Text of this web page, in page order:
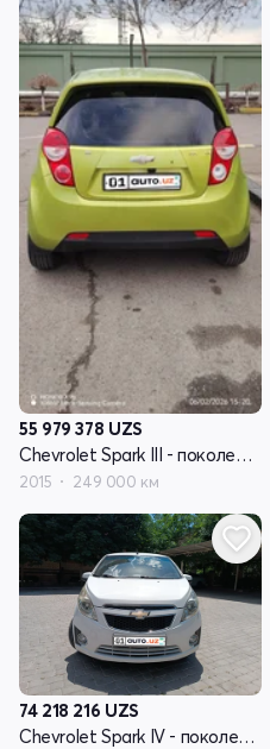
55 979 378 UZS
Chevrolet Spark III - поколение
2015 249 000 км
74 218 216 UZS
Chevrolet Spark IV - поколение